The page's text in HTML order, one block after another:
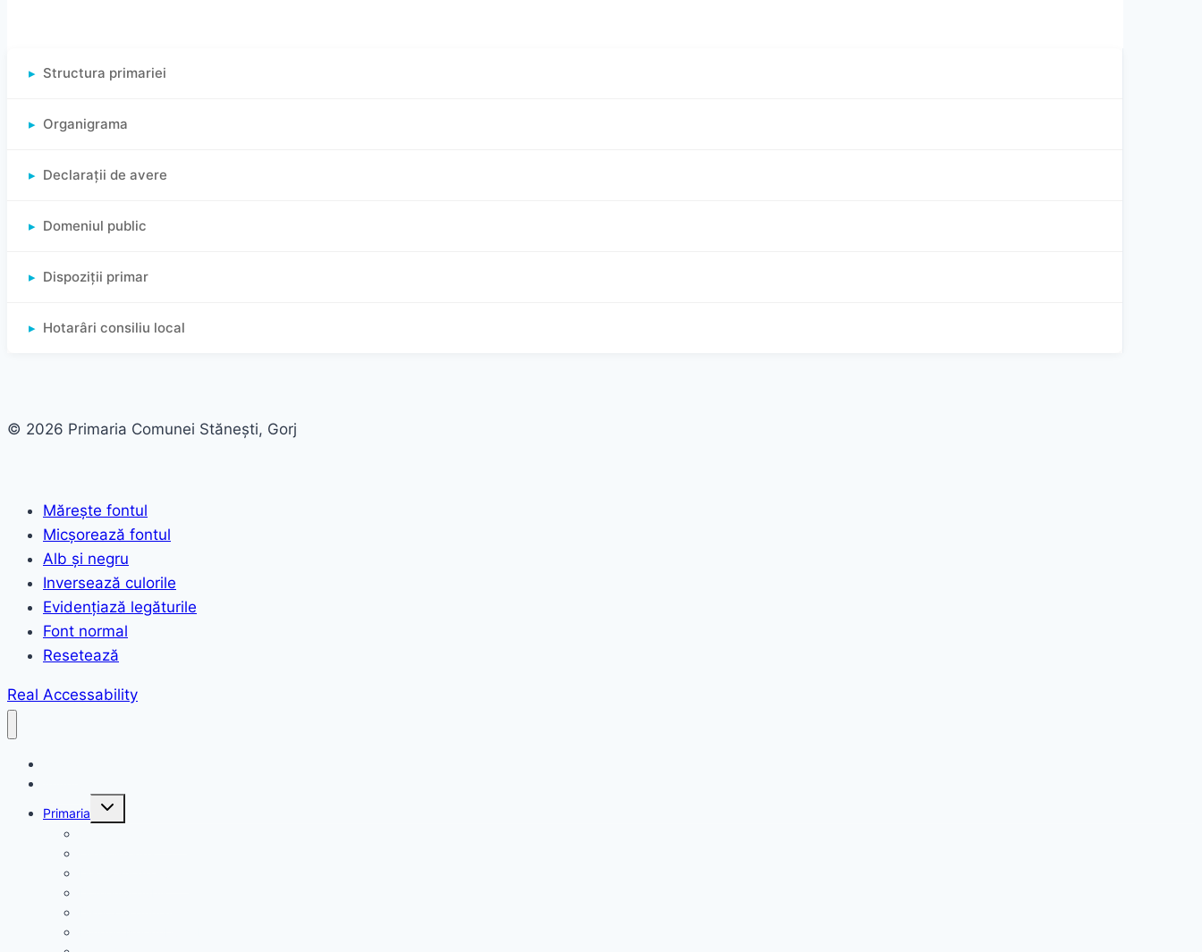
Structura primariei
Organigrama
Declarații de avere
Domeniul public
Dispoziții primar
Hotarâri consiliu local
© 2026 Primaria Comunei Stănești, Gorj
Mărește fontul
Micșorează fontul
Alb și negru
Inversează culorile
Evidențiază legăturile
Font normal
Resetează
Real Accessability
Primaria
Toggle
child